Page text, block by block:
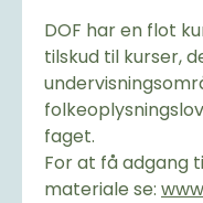
DOF har en flot
tilskud til kurser,
faget.
For at få adgang
materiale se: